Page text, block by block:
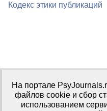
Кодекс этики публикаций
Портал психологических
Правила использования
Свидетельство регистрации
На портале
файлов cookie и сбор
использованием